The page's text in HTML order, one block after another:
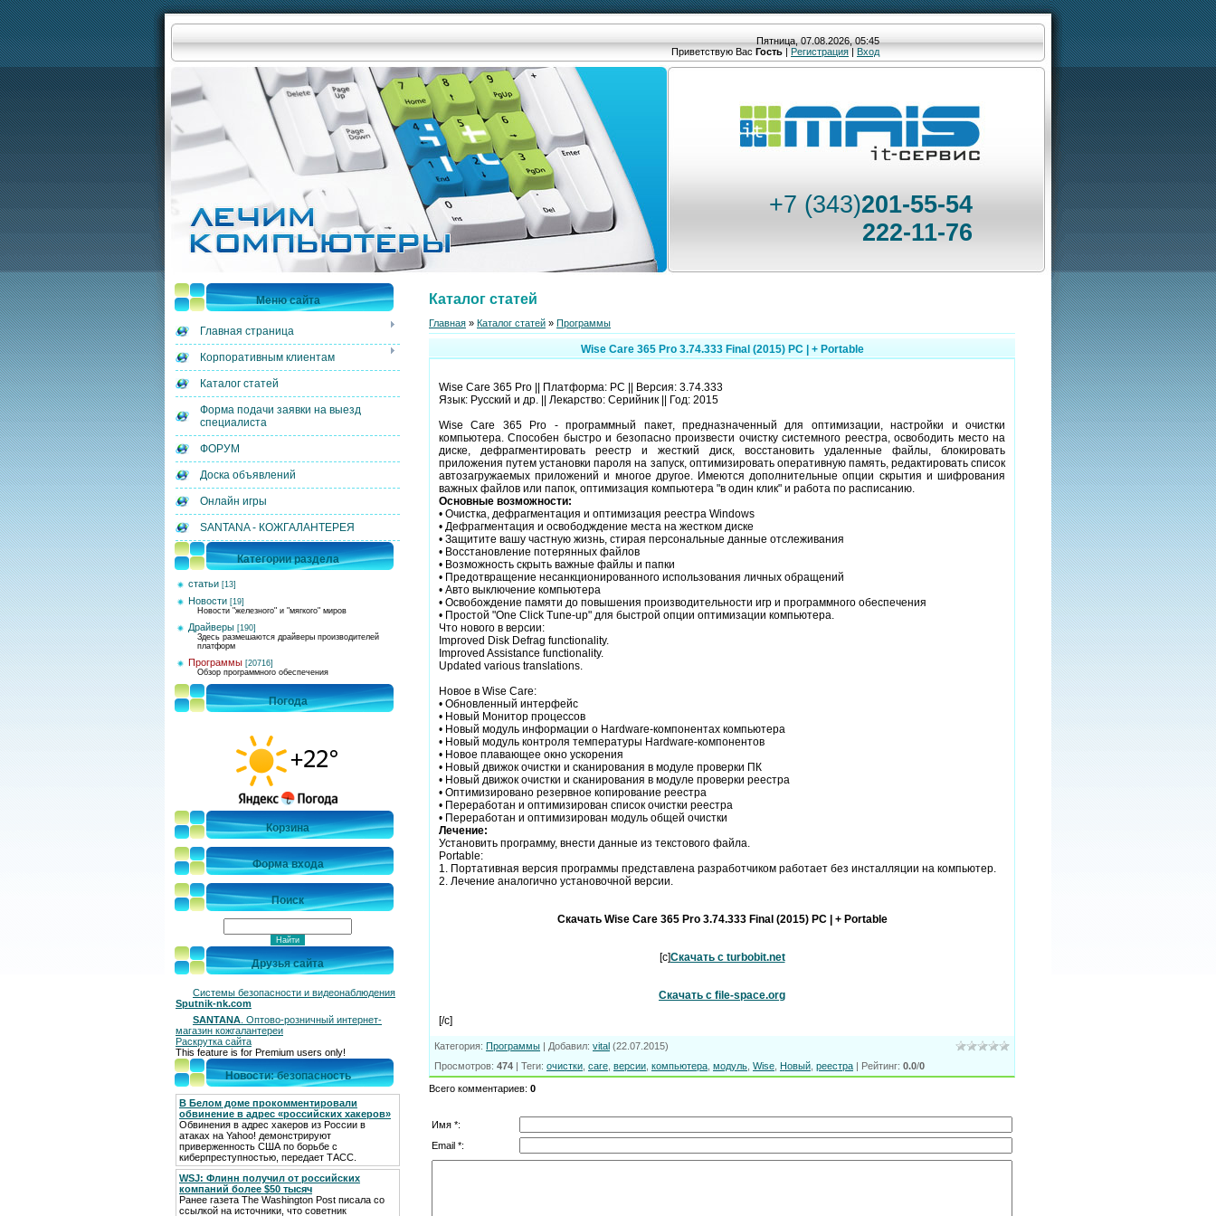
Пятница, 07.08.2026, 05:45
Приветствую Вас Гость | Регистрация | Вход
+7 (343)201-55-54
222-11-76
Меню сайта
Главная страница
Корпоративным клиентам
Каталог статей
Форма подачи заявки на выезд
специалиста
ФОРУМ
Доска объявлений
Онлайн игры
SANTANA - КОЖГАЛАНТЕРЕЯ
Категории раздела
статьи [13]
Новости [19]
Новости "железного" и "мягкого" миров
Драйверы [190]
Здесь размешаются драйверы производителей
платформ
Программы [20716]
Обзор программного обеспечения
Погода
Корзина
Форма входа
Поиск
Друзья сайта
Системы безопасности и видеонаблюдения
Sputnik-nk.com
SANTANA . Оптово-розничный интернет-
магазин кожгалантереи
Раскрутка сайта
This feature is for Premium users only!
Новости: безопасность
В Белом доме прокомментировали
обвинение в адрес «российских хакеров»
Обвинения в адрес хакеров из России в
атаках на Yahoo! демонстрируют
приверженность США по борьбе с
киберпреступностью, передает ТАСС.
WSJ: Флинн получил от российских
компаний более $50 тысяч
Ранее газета The Washington Post писала со
ссылкой на источники, что советник
Каталог статей
Главная » Каталог статей » Программы
Wise Care 365 Pro 3.74.333 Final (2015) PC | + Portable
Wise Care 365 Pro || Платформа: PC || Версия: 3.74.333
Язык: Русский и др. || Лекарство: Серийник || Год: 2015
Wise Care 365 Pro - программный пакет, предназначенный для оптимизации, настройки и очистки
компьютера. Способен быстро и безопасно произвести очистку системного реестра, освободить место на
диске, дефрагментировать реестр и жесткий диск, восстановить удаленные файлы, блокировать
приложения путем установки пароля на запуск, оптимизировать оперативную память, редактировать список
автозагружаемых приложений и многое другое. Имеются дополнительные опции скрытия и шифрования
важных файлов или папок, оптимизация компьютера "в один клик" и работа по расписанию.
Основные возможности:
• Очистка, дефрагментация и оптимизация реестра Windows
• Дефрагментация и освободждение места на жестком диске
• Защитите вашу частную жизнь, стирая персональные данные отслеживания
• Восстановление потерянных файлов
• Возможность скрыть важные файлы и папки
• Предотвращение несанкционированного использования личных обращений
• Авто выключение компьютера
• Освобождение памяти до повышения производительности игр и программного обеспечения
• Простой "One Click Tune-up" для быстрой опции оптимизации компьютера.
Что нового в версии:
Improved Disk Defrag functionality.
Improved Assistance functionality.
Updated various translations.
Новое в Wise Care:
• Обновленный интерфейс
• Новый Монитор процессов
• Новый модуль информации о Hardware-компонентах компьютера
• Новый модуль контроля температуры Hardware-компонентов
• Новое плавающее окно ускорения
• Новый движок очистки и сканирования в модуле проверки ПК
• Новый движок очистки и сканирования в модуле проверки реестра
• Оптимизировано резервное копирование реестра
• Переработан и оптимизирован список очистки реестра
• Переработан и оптимизирован модуль общей очистки
Лечение:
Установить программу, внести данные из текстового файла.
Portable:
1. Портативная версия программы представлена разработчиком работает без инсталляции на компьютер.
2. Лечение аналогично установочной версии.
Скачать Wise Care 365 Pro 3.74.333 Final (2015) PC | + Portable
[c]Скачать с turbobit.net
Скачать с file-space.org
[/c]
Категория: Программы Добавил: vital (22.07.2015)
Просмотров: 474 Теги: очистки care версии компьютера модуль Wise Новый реестра Рейтинг: 0.0/0
Всего комментариев: 0
Имя *:
Email *: